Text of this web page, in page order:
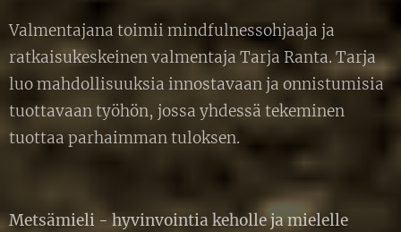
Valmentajana toimii mindfulnessohjaaja ja
ratkaisukeskeinen valmentaja Tarja Ranta. Tarja
luo mahdollisuuksia innostavaan ja onnistumisia
tuottavaan työhön, jossa yhdessä tekeminen
tuottaa parhaimman tuloksen.
Metsämieli - hyvinvointia keholle ja mielelle